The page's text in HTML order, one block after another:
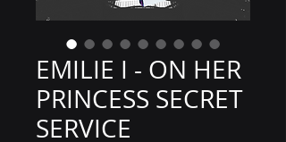
EMILIE I - ON HER
PRINCESS SECRET
SERVICE